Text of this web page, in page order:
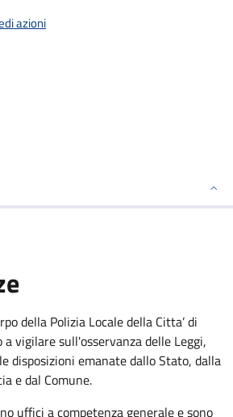
azioni
della Polizia Locale della Citta’ di
vigilare sull'osservanza delle Leggi,
disposizioni emanate dallo Stato, dalla
e dal Comune.
uffici a competenza generale e sono